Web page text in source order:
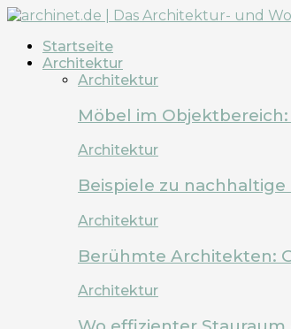
Startseite
Architektur
Architektur
Möbel im
Architektur
Beispiele zu
Architektur
Berühmte Architekten:
Architektur